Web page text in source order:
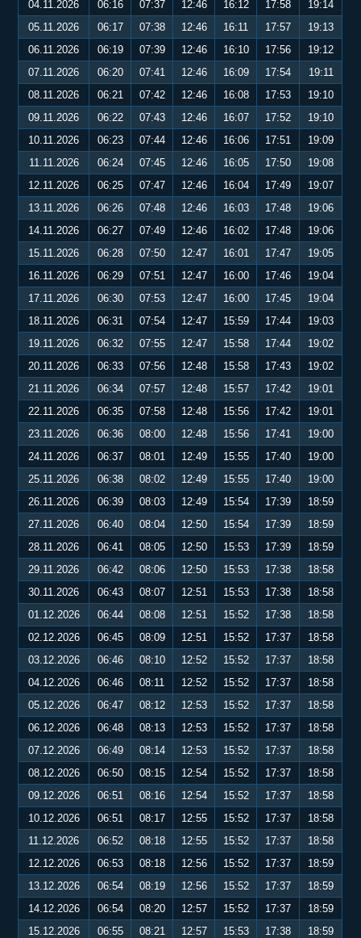
04.11.2026 06:16 07:37 12:46 16:12 17:58
19:14
05.11.2026
06:17 07:38 12:46 16:11 17:57
19:13
06.11.2026
06:19 07:39 12:46 16:10 17:56
19:12
07.11.2026
06:20 07:41 12:46 16:09 17:54
19:11
08.11.2026
06:21 07:42 12:46 16:08 17:53
19:10
09.11.2026
06:22 07:43 12:46 16:07 17:52
19:10
10.11.2026
06:23 07:44 12:46 16:06 17:51
19:09
11.11.2026
06:24 07:45 12:46 16:05 17:50
19:08
12.11.2026
06:25 07:47 12:46 16:04 17:49
19:07
13.11.2026
06:26 07:48 12:46 16:03 17:48
19:06
14.11.2026
06:27 07:49 12:46 16:02 17:48
19:06
15.11.2026
06:28 07:50 12:47 16:01 17:47
19:05
16.11.2026
06:29 07:51 12:47 16:00 17:46
19:04
17.11.2026
06:30 07:53 12:47 16:00 17:45
19:04
18.11.2026
06:31 07:54 12:47 15:59 17:44
19:03
19.11.2026
06:32 07:55 12:47 15:58 17:44
19:02
20.11.2026
06:33 07:56 12:48 15:58 17:43
19:02
21.11.2026
06:34 07:57 12:48 15:57 17:42
19:01
22.11.2026
06:35 07:58 12:48 15:56 17:42
19:01
23.11.2026
06:36 08:00 12:48 15:56 17:41
19:00
24.11.2026
06:37 08:01 12:49 15:55 17:40
19:00
25.11.2026
06:38 08:02 12:49 15:55 17:40
19:00
26.11.2026
06:39 08:03 12:49 15:54 17:39
18:59
27.11.2026
06:40 08:04 12:50 15:54 17:39
18:59
28.11.2026
06:41 08:05 12:50 15:53 17:39
18:59
29.11.2026
06:42 08:06 12:50 15:53 17:38
18:58
30.11.2026
06:43 08:07 12:51 15:53 17:38
18:58
01.12.2026
06:44 08:08 12:51 15:52 17:38
18:58
02.12.2026
06:45 08:09 12:51 15:52 17:37
18:58
03.12.2026
06:46 08:10 12:52 15:52 17:37
18:58
04.12.2026
06:46 08:11 12:52 15:52 17:37
18:58
05.12.2026
06:47 08:12 12:53 15:52 17:37
18:58
06.12.2026
06:48 08:13 12:53 15:52 17:37
18:58
07.12.2026
06:49 08:14 12:53 15:52 17:37
18:58
08.12.2026
06:50 08:15 12:54 15:52 17:37
18:58
09.12.2026
06:51 08:16 12:54 15:52 17:37
18:58
10.12.2026
06:51 08:17 12:55 15:52 17:37
18:58
11.12.2026
06:52 08:18 12:55 15:52 17:37
18:58
12.12.2026
06:53 08:18 12:56 15:52 17:37
18:59
13.12.2026
06:54 08:19 12:56 15:52 17:37
18:59
14.12.2026
06:54 08:20 12:57 15:52 17:37
18:59
15.12.2026
06:55 08:21 12:57 15:53 17:38
18:59